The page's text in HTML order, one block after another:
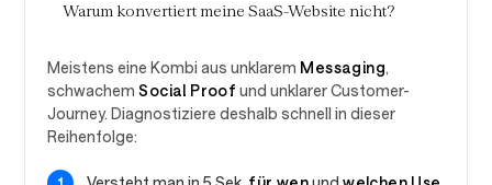
Warum konvertiert meine SaaS-Website nicht?
Meistens eine Kombi aus unklarem Messaging,
schwachemSocial Proof und unklarer Customer-
Journey. Diagnostiziere deshalb schnell in dieser
Reihenfolge: